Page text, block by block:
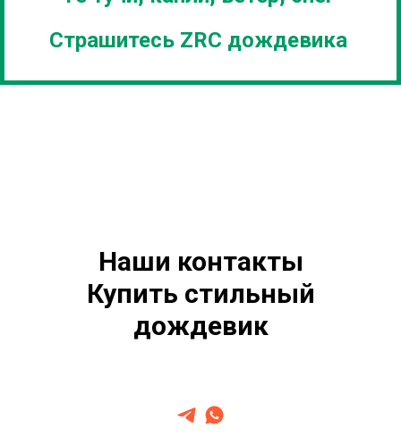
Страшитесь ZRC дождевика
Наши контакты
Купить стильный
дождевик